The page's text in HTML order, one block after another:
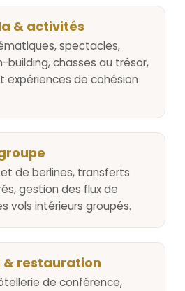
& activités
spectacles,
chasses au trésor,
expériences de cohésion
de berlines, transferts
gestion des flux de
vols intérieurs groupés.
& restauration
de conférence,